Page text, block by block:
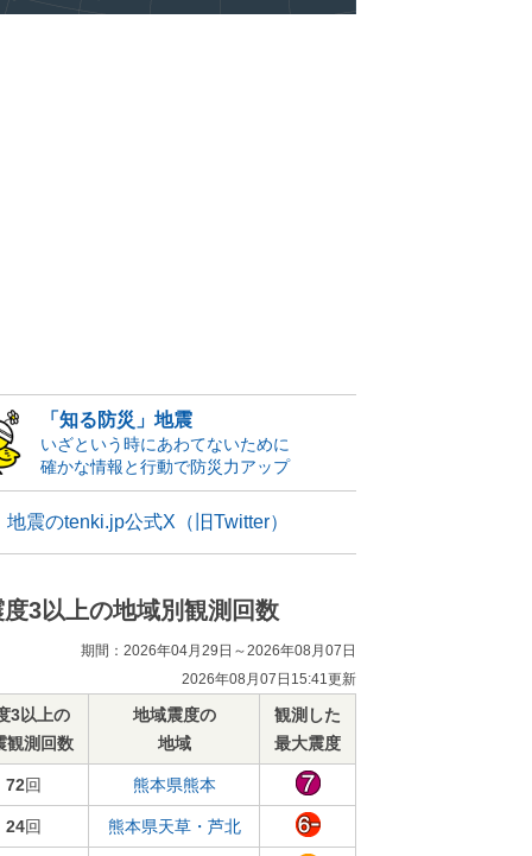
「知る防災」地震
いざという時にあわてないために
確かな情報と行動で防災力アップ
地震のtenki.jp公式X（旧Twitter）
度3以上の地域別観測回数
期間：2026年04月29日～2026年08月07日
2026年08月07日15:41更新
3以上の
観測回数
地域震度の
地域
観測した
最大震度
72回 熊本県熊本
24回 熊本県天草・芦北